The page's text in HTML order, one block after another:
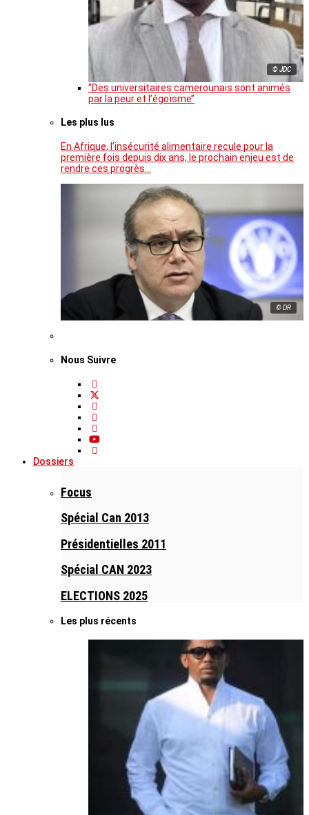
© JDC
‘’Des universitaires camerounais sont animés
par la peur et l’égoïsme’’
Les plus lus
En Afrique, l’insécurité alimentaire recule pour la
première fois depuis dix ans, le prochain enjeu est de
rendre ces progrès…
© DR
Nous Suivre
Dossiers
Focus
Spécial Can 2013
Présidentielles 2011
Spécial CAN 2023
ELECTIONS 2025
Les plus récents